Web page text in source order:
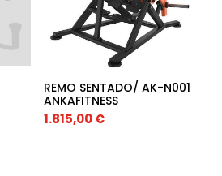
REMO SENTADO/ AK-N001
ANKAFITNESS
1.815,00€